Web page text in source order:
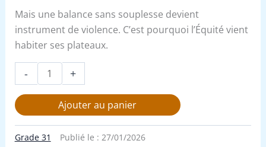
Mais une balance sans souplesse devient
instrument de violence. C’est pourquoi l’Équité vient
habiter ses plateaux.
- +
Ajouter au panier
Grade 31 Publié le : 27/01/2026